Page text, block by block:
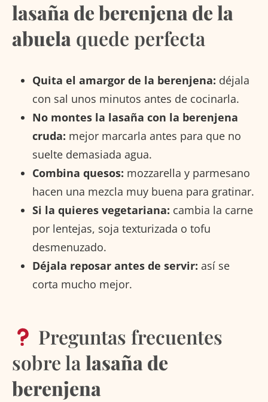
lasaña de berenjena de la
abuela quede perfecta
Quita el amargor de la berenjena: déjala
con sal unos minutos antes de cocinarla.
No montes la lasaña con la berenjena
cruda: mejor marcarla antes para que no
suelte demasiada agua.
Combina quesos: mozzarella y parmesano
hacen una mezcla muy buena para gratinar.
Si la quieres vegetariana: cambia la carne
por lentejas, soja texturizada o tofu
desmenuzado.
Déjala reposar antes de servir: así se
corta mucho mejor.
Preguntas frecuentes
sobre lalasaña de
berenjena